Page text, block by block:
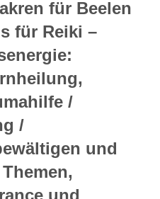
für Beelen
für Reiki –
/
/
und
und